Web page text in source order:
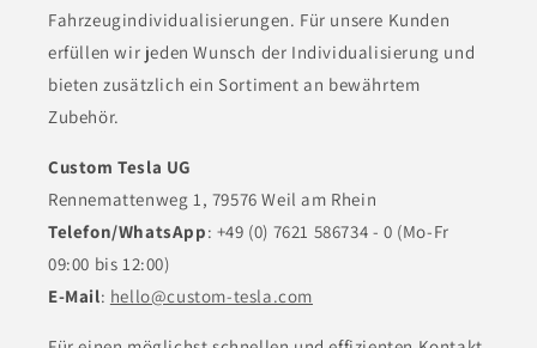
Fahrzeugindividualisierungen. Für unsere Kunden
erfüllen wir jeden Wunsch der Individualisierung und
bieten zusätzlich ein Sortiment an bewährtem
Zubehör.
Custom Tesla UG
Rennemattenweg 1, 79576 Weil am Rhein
Telefon/WhatsApp: +49 (0) 7621 586734 - 0 (Mo-Fr
09:00 bis 12:00)
E-Mail: hello@custom-tesla.com